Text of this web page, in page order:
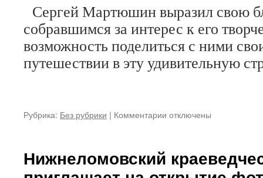
Сергей Мартюшин выразил свою
собравшимся за интерес к его
возможность поделиться с ними
путешествии в эту удивительную
Рубрика: Без рубрики | Комментарии к
краеведческом
музее
отключены
Нижнеломовский